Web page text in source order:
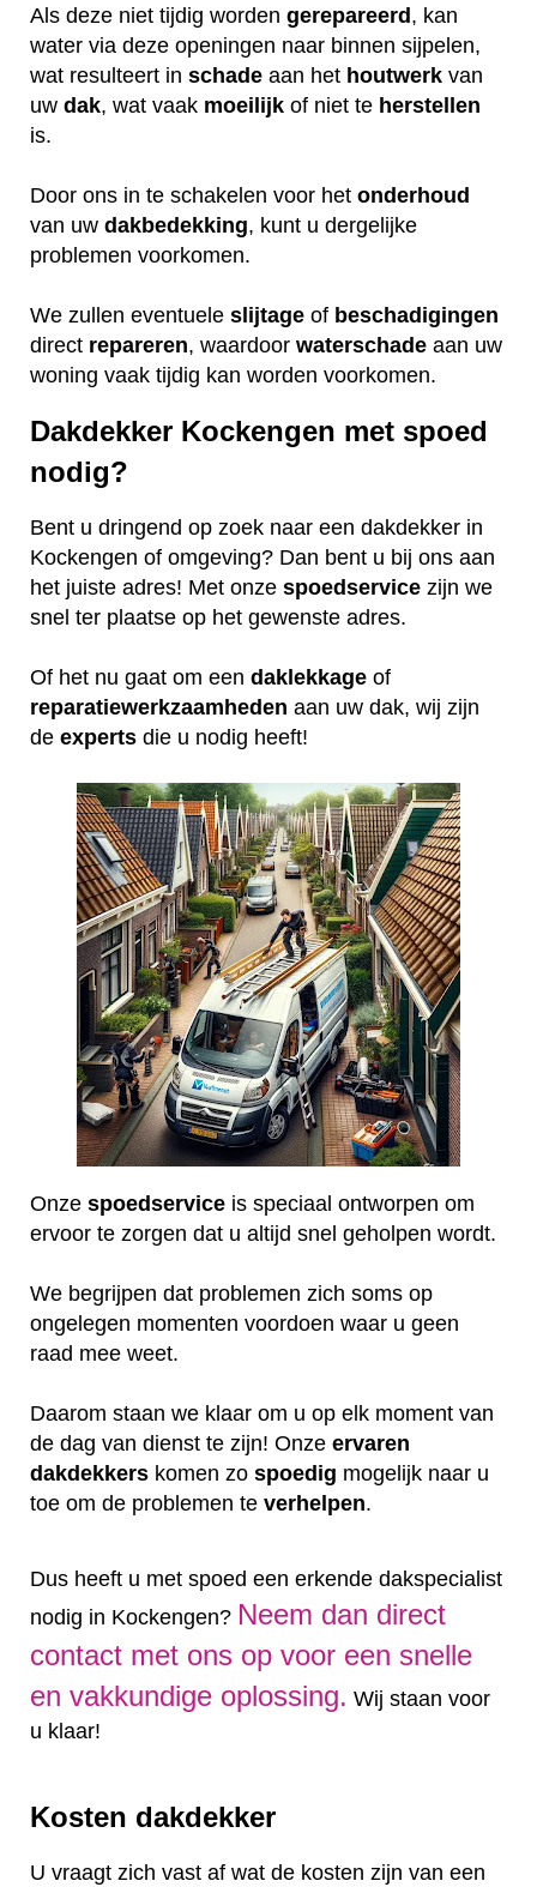
Als deze niet tijdig worden gerepareerd , kan
water via deze openingen naar binnen sijpelen,
wat resulteert in schade aan het houtwerk van
uw dak, wat vaak moeilijk of niet te herstellen
is.
Door ons in te schakelen voor het onderhoud
van uw dakbedekking, kunt u dergelijke
problemen voorkomen.
We zullen eventuele slijtage of beschadigingen
direct repareren, waardoor waterschade aan uw
woning vaak tijdig kan worden voorkomen.
Dakdekker Kockengen met spoed
nodig?
Bent u dringend op zoek naar een dakdekker in
Kockengen of omgeving? Dan bent u bij ons aan
het juiste adres! Met onze spoedservice zijn we
snel ter plaatse op het gewenste adres.
Of het nu gaat om een daklekkage of
reparatiewerkzaamheden aan uw dak, wij zijn
de experts die u nodig heeft!
Onze spoedservice is speciaal ontworpen om
ervoor te zorgen dat u altijd snel geholpen wordt.
We begrijpen dat problemen zich soms op
ongelegen momenten voordoen waar u geen
raad mee weet.
Daarom staan we klaar om u op elk moment van
de dag van dienst te zijn! Onze ervaren
dakdekkers komen zo spoedig mogelijk naar u
toe om de problemen te verhelpen.
Dus heeft u met spoed een erkende dakspecialist
nodig in Kockengen? Neem dan direct
contact met ons op voor een snelle
en vakkundige oplossing. Wij staan voor
u klaar!
Kosten dakdekker
U vraagt zich vast af wat de kosten zijn van een